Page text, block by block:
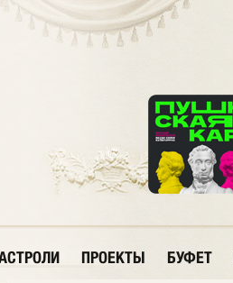
ПРОЕКТЫ БУФЕТ